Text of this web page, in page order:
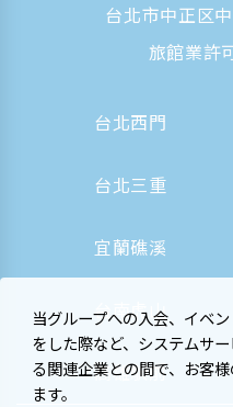
台北市中正区
旅館業許
台北西門
台北三重
宜蘭礁溪
台南虎山
高雄駅前
当グループへの入会、イベ
をした際など、システムサ
る関連企業との間で、お客
ます。